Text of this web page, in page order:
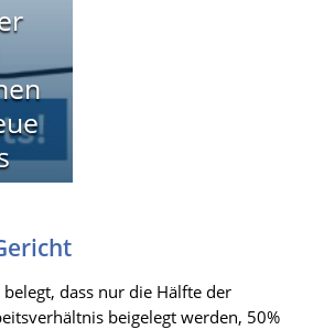
dass nur die Hälfte der
beigelegt werden, 50%